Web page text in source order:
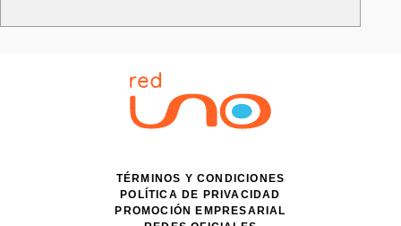
TÉRMINOS Y CONDICIONES
POLÍTICA DE PRIVACIDAD
PROMOCIÓN EMPRESARIAL